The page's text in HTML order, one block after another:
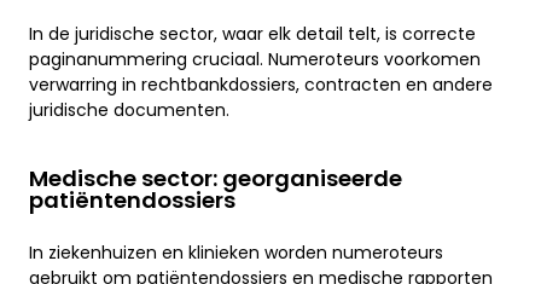
In de juridische sector, waar elk detail telt, is correcte
paginanummering cruciaal. Numeroteurs voorkomen
verwarring in rechtbankdossiers, contracten en andere
juridische documenten.
Medische sector: georganiseerde
patiëntendossiers
In ziekenhuizen en klinieken worden numeroteurs
gebruikt om patiëntendossiers en medische rapporten